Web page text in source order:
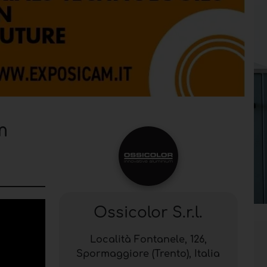
Ossicolor S.r.l.
Località Fontanele, 126,
Spormaggiore (Trento), Italia